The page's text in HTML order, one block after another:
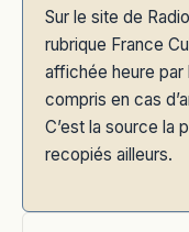
Sur le site de
rubrique France
affichée heure par
compris en cas
C’est la source la
recopiés ailleurs.